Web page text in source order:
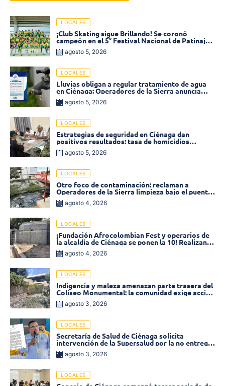
LOCALES
¡Club Skating sigue Brillando! Se coronó
campeón en el 5° Festival Nacional de Patinaje
«Soledad sobre Ruedas»
agosto 5, 2026
LOCALES
Lluvias obligan a regular tratamiento de agua
en Ciénaga: Operadores de la Sierra anuncia
baja presión en varios sectores
agosto 5, 2026
LOCALES
Estrategias de seguridad en Ciénaga dan
positivos resultados: tasa de homicidios
disminuyó un 58% en 2026
agosto 5, 2026
LOCALES
Otro foco de contaminación: reclaman a
Operadores de la Sierra limpieza bajo el puente
de la calle 19 con carrera 11
agosto 4, 2026
LOCALES
¡Fundación Afrocolombian Fest y operarios de
la alcaldía de Ciénaga se ponen la 10! Realizan
limpieza de la parte posterior del Coliseo
Monumental
agosto 4, 2026
LOCALES
Indigencia y maleza amenazan parte trasera del
Coliseo Monumental: la comunidad exige acción
inmediata!
agosto 3, 2026
LOCALES
Secretaría de Salud de Ciénaga solicita
intervención de la Supersalud por la no entrega
de medicamentos en las EPS
agosto 3, 2026
LOCALES